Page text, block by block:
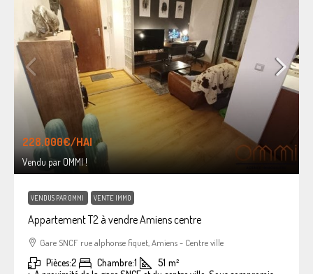
228.000€/HAI
Vendu par OMMI !
VENDUS PAR OMMI VENTE IMMO
Appartement T2 à vendre Amiens centre
Gare SNCF rue alphonse fiquet, Amiens - Centre ville
Pièces:2 Chambre:1 51 m²